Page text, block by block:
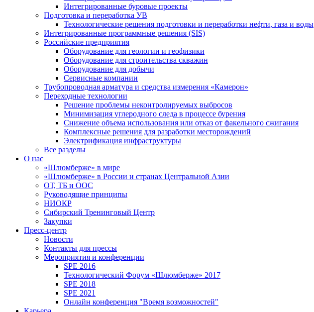
Интегрированные буровые проекты
Подготовка и переработка УВ
Технологические решения подготовки и переработки нефти, газа и воды
Интегрированные программные решения (SIS)
Российские предприятия
Оборудование для геологии и геофизики
Оборудование для строительства скважин
Оборудование для добычи
Сервисные компании
Трубопроводная арматура и средства измерения «Камерон»
Переходные технологии
Решение проблемы неконтролируемых выбросов
Минимизация углеродного следа в процессе бурения
Снижение объема использования или отказ от факельного сжигания
Комплексные решения для разработки месторождений
Электрификация инфраструктуры
Все разделы
О нас
«Шлюмберже» в мире
«Шлюмберже» в России и странах Центральной Азии
ОТ, ТБ и ООС
Руководящие принципы
НИОКР
Сибирский Тренинговый Центр
Закупки
Пресс-центр
Новости
Контакты для прессы
Мероприятия и конференции
SPE 2016
Технологический Форум «Шлюмберже» 2017
SPE 2018
SPE 2021
Онлайн конференция "Время возможностей"